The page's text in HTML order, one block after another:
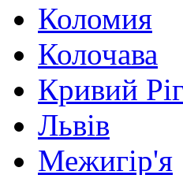
Коломия
Колочава
Кривий Ріг
Львів
Межигір'я